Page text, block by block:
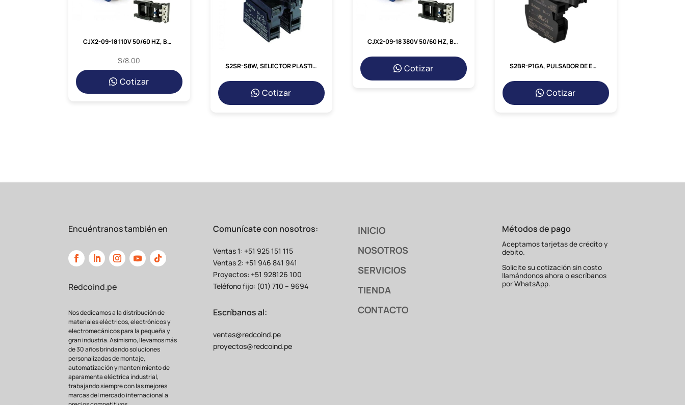
Característica
Precisión enMediciones
Confiabilidad paraFacturación
CJX2-09-18 110V 50/60 HZ, BOBINA 110VAC P/ NC1-09-18
S/8.00
Cotizar
S2SR-S8W, SELECTOR PLASTICO MANETA CORTA, 1-0-2, 3 POSICIONES FIJAS, 1NA+1NC, DIAM.22/25MM
Cotizar
CJX2-09-18 380V 50/60 HZ, BOBINA 380VAC P/ NC1-09-18
Cotizar S2BR-P1GA, PULSADOR DE EMERGENCIA TIPO HONGO VERDE, 1NA, CABEZAL 40MM, DIAM. 22MM C/ RETORNO
Cotizar
Encuéntranos también en
Redcoind.pe
Nos dedicamos a la distribución de
materiales eléctricos, electrónicos y
electromecánicos para la pequeña y
gran industria. Asimismo, llevamos más
de 30 años brindando soluciones
personalizadas de montaje,
automatización y mantenimiento de
aparamenta eléctrica industrial,
trabajando siempre con las mejores
marcas del mercado internacional a
Comunícate con nosotros:
Ventas 1: +51 925 151 115
Ventas 2: +51 946 841 941
Proyectos: +51 928126 100
Teléfono fijo: (01) 710 – 9694
Escríbanos al:
ventas@redcoind.pe
proyectos@redcoind.pe
INICIO
NOSOTROS
SERVICIOS
TIENDA
CONTACTO
Métodos de pago
Aceptamos tarjetas de crédito y
debito.
Solicite su cotización sin costo
llamándonos ahora o escríbanos
por WhatsApp.